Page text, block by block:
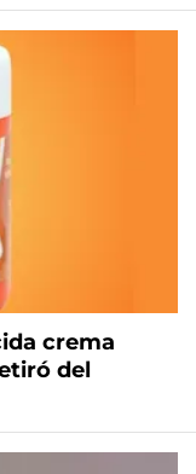
crema
del